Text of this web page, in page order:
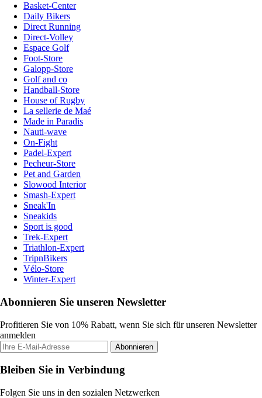
Basket-Center
Daily Bikers
Direct Running
Direct-Volley
Espace Golf
Foot-Store
Galopp-Store
Golf and co
Handball-Store
House of Rugby
La sellerie de Maé
Made in Paradis
Nauti-wave
On-Fight
Padel-Expert
Pecheur-Store
Pet and Garden
Slowood Interior
Smash-Expert
Sneak'In
Sneakids
Sport is good
Trek-Expert
Triathlon-Expert
TripnBikers
Vélo-Store
Winter-Expert
Abonnieren Sie unseren Newsletter
Profitieren Sie von 10% Rabatt, wenn Sie sich für unseren Newsletter
anmelden
Abonnieren
Bleiben Sie in Verbindung
Folgen Sie uns in den sozialen Netzwerken